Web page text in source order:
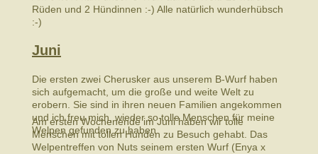
Rüden und 2 Hündinnen :-) Alle natürlich wunderhübsch
:-)
Juni
Die ersten zwei Cherusker aus unserem B-Wurf haben
sich aufgemacht, um die große und weite Welt zu
erobern. Sie sind in ihren neuen Familien angekommen
und ich freu mich, wieder so tolle Menschen für meine
Welpen gefunden zu haben.
Am ersten Wochenende im Juni haben wir tolle
Menschen mit tollen Hunden zu Besuch gehabt. Das
Welpentreffen von Nuts seinem ersten Wurf (Enya x